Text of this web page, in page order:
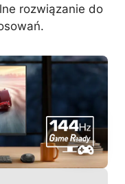
rozwiązanie do